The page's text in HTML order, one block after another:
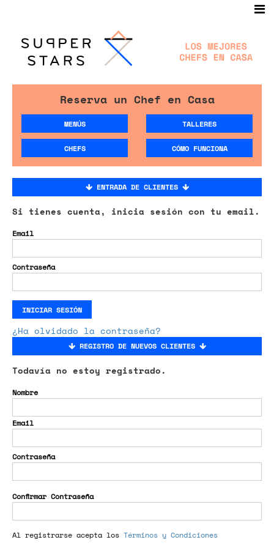
Reserva un Chef en Casa
MENÚS TALLERES
CHEFS CÓMO FUNCIONA
ENTRADA DE CLIENTES
Si tienes cuenta, inicia sesión con tu email.
Email
Contraseña
INICIAR SESIÓN
¿Ha olvidado la contraseña?
REGISTRO DE NUEVOS CLIENTES
Todavía no estoy registrado.
Nombre
Email
Contraseña
Confirmar Contraseña
Al registrarse acepta los Términos y Condiciones